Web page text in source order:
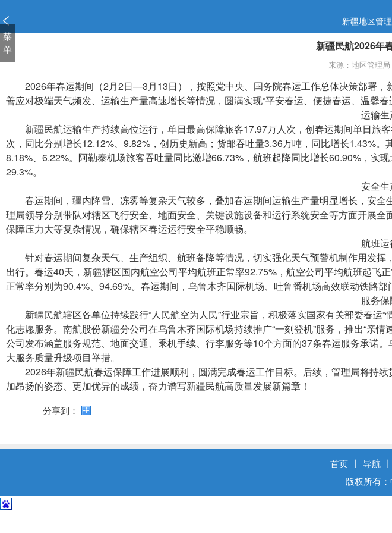
新疆地区管
菜
单
新疆民航2026年
来源：地区管理局
2026年春运期间（2月2日—3月13日），按照党中央、国务院春运工作总体决策部署，
善应对极端天气频发、运输生产量高速增长等情况，圆满实现“平安春运、便捷春运、温馨春
运输
新疆民航运输生产持续高位运行，单日最高保障旅客17.97万人次，创春运期间单日旅
次，同比分别增长12.12%、9.82%，创历史新高；货邮吞吐量3.36万吨，同比增长1.43%
8.18%、6.22%。阿勒泰机场旅客吞吐量同比激增66.73%，航班起降同比增长60.90%，实
29.3%。
安全
春运期间，疆内降雪、冻雾等复杂天气较多，叠加春运期间运输生产量明显增长，安全
理局领导分别带队对辖区飞行安全、地面安全、关键设施设备和运行系统安全等方面开展
保障压力大等复杂情况，确保辖区春运运行安全平稳顺畅。
航班
针对春运期间复杂天气、生产组织、航班备降等情况，切实强化天气预警机制作用发挥
出行。春运40天，新疆辖区国内航空公司平均航班正常率92.75%，航空公司平均航班起
正常率分别为90.4%、94.69%。春运期间，乌鲁木齐国际机场、吐鲁番机场高效联动铁路部
服务
新疆民航辖区各单位持续践行“人民航空为人民”行业宗旨，积极落实国家有关部委春运“
化志愿服务。南航股份新疆分公司在乌鲁木齐国际机场持续推广“一刻登机”服务，推出“亲
公司发布涵盖服务规范、地面交通、乘机手续、行李服务等10个方面的37条春运服务承诺
大服务质量升级项目举措。
2026年新疆民航春运保障工作进展顺利，圆满完成春运工作目标。后续，管理局将持
加昂扬的姿态、更加优异的成绩，奋力谱写新疆民航高质量发展新篇章！
分享到：
首页 丨 导航 丨
版权所有
窗
口
打
碍
页
面,
按
Alt
浪
键
导
盲
模